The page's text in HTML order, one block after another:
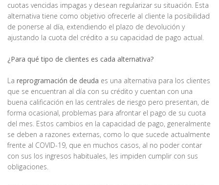
cuotas vencidas impagas y desean regularizar su situación. Esta
alternativa tiene como objetivo ofrecerle al cliente la posibilidad
de ponerse al día, extendiendo el plazo de devolución y
ajustando la cuota del crédito a su capacidad de pago actual.
¿Para qué tipo de clientes es cada alternativa?
La reprogramación de deuda es una alternativa para los clientes
que se encuentran al día con su crédito y cuentan con una
buena calificación en las centrales de riesgo pero presentan, de
forma ocasional, problemas para afrontar el pago de su cuota
del mes. Estos cambios en la capacidad de pago, generalmente
se deben a razones externas, como lo que sucede actualmente
frente al COVID-19, que en muchos casos, al no poder contar
con sus los ingresos habituales, les impiden cumplir con sus
obligaciones.